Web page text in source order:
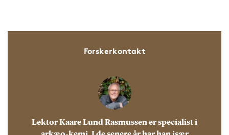
Forskerkontakt
Lektor Kaare Lund Rasmussen er specialist i